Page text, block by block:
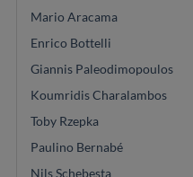
Mario Aracama
Enrico Bottelli
Giannis Paleodimopoulos
Koumridis Charalambos
Toby Rzepka
Paulino Bernabé
Nils Schebesta